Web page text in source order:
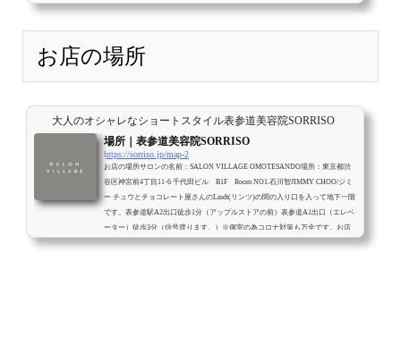
お店の場所
大人のオシャレなショートスタイル表参道美容院SORRISO
場所｜表参道美容院SORRISO
https://sorriso.jp/map-2
お店の場所サロンの名前：SALON VILLAGE OMOTESANDO場所：東京都渋
谷区神宮前4丁目11-6 千代田ビル B1F Room NO1.石川智JIMMY CHOO/ジミ
ー チュウとチョコレート屋さんのLindt(リンツ)の間の入り口を入って地下一階
です。表参道駅A2出口徒歩1分（アップルストアの前）表参道A1出口（エレベ
ーター）徒歩3分（信号渡ります。）※個室の為コロナ対策も万全です。お店
までの行き方<全室個室の為受付が御座いませんので入り口にあるiPadで受付